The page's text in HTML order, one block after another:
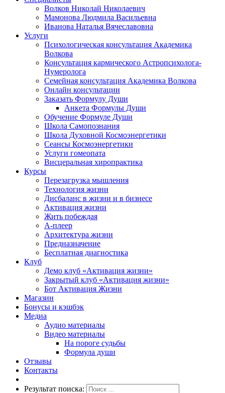
Волков Николай Николаевич
Мамонова Людмила Васильевна
Иванова Наталья Вячеславовна
Услуги
Психологическая консультация Академика
Волкова
Консультация кармического Астропсихолога-
Нумеролога
Семейная консультация Академика Волкова
Онлайн консультации
Заказать Формулу Души
Анкета Формулы Души
Обучение Формуле Души
Школа Самопознания
Школа Духовной Космоэнергетики
Сеансы Космоэнергетики
Услуги гомеопата
Висцеральная хиропрактика
Курсы
Перезагрузка мышления
Технология жизни
Дисбаланс в жизни и в бизнесе
Активация жизни
Жить побеждая
А-плеер
Архитектура жизни
Предназначение
Бесплатная диагностика
Клуб
Демо клуб «Активация жизни»
Закрытый клуб «Активация жизни»
Бот Активация Жизни
Магазин
Бонусы и кэшбэк
Медиа
Аудио материалы
Видео материалы
На пороге судьбы
Формула души
Отзывы
Контакты
Результат поиска: